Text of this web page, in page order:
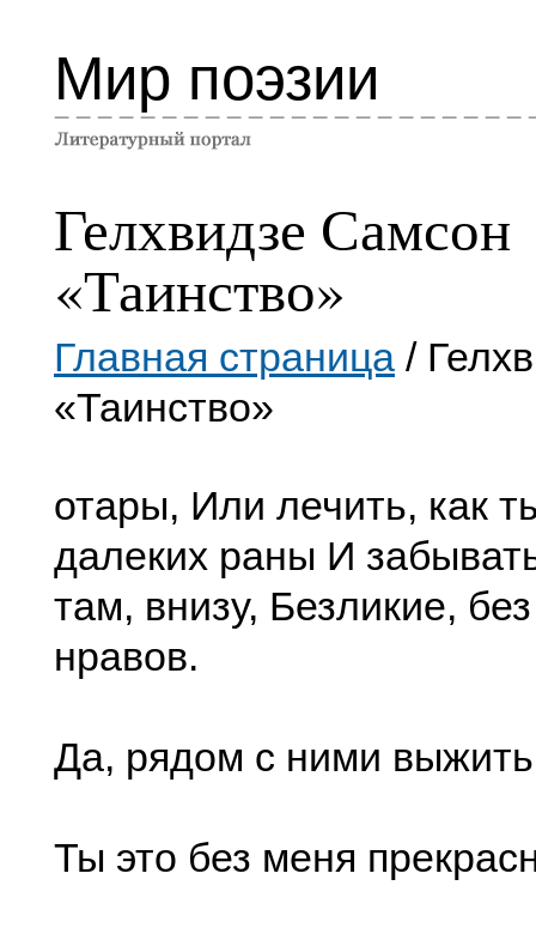
Мир поэзии
Гелхвидзе Самсон
«Таинство»
Главная страница /
«Таинство»
отары, Или лечить, как
далеких раны И
там, внизу, Безликие,
нравов.
Да, рядом с ними выжить
Ты это без меня